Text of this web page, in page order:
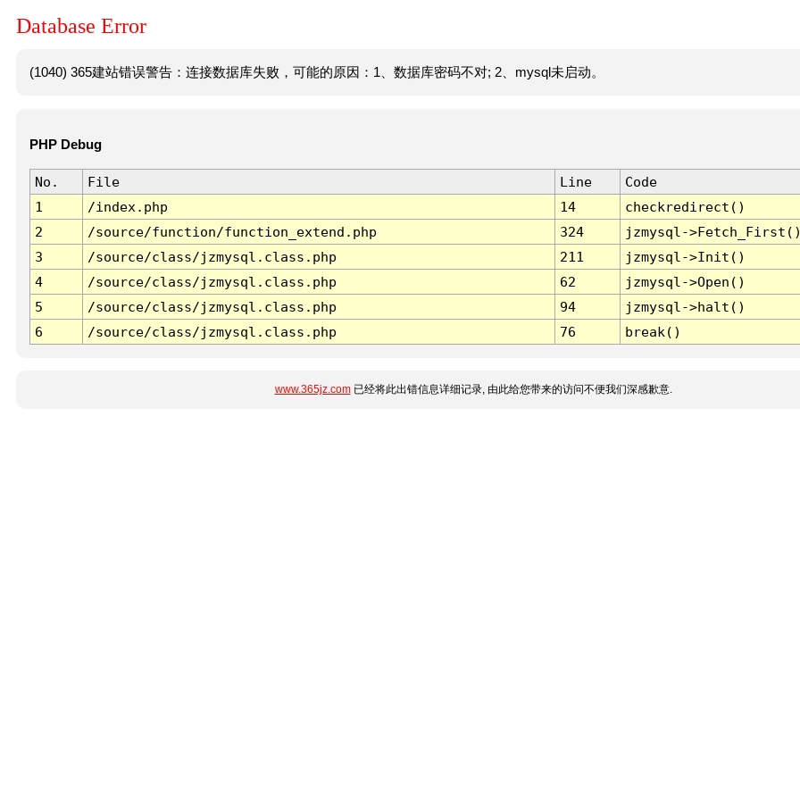
Database Error
(1040) 365建站错误警告：连接数据库失败，可能的原因：1、数据库密码不对; 2、mysql未启动。
PHP Debug
No. File Line
Code
1
/index.php 14
checkredirect()
2
/source/function/function_extend.php 324
jzmysql-
3
/source/class/jzmysql.class.php 211
jzmysql->Init()
4
/source/class/jzmysql.class.php 62
jzmysql->Open()
5
/source/class/jzmysql.class.php 94
jzmysql->halt()
6
/source/class/jzmysql.class.php 76 break()
www.365jz.com已经将此出错信息详细记录, 由此给您带来的访问不便我们深感歉意.